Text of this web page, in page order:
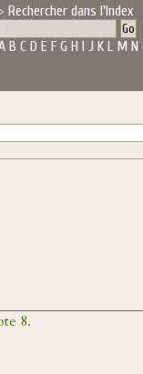
Rechercher dans l'Index
B C D E F G H I J K L M N